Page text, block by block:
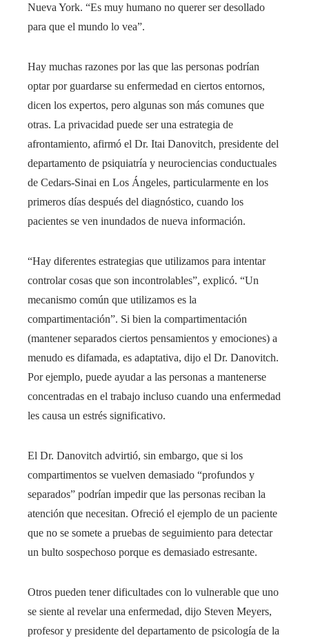
Nueva York. “Es muy humano no querer ser desollado
para que el mundo lo vea”.
Hay muchas razones por las que las personas podrían
optar por guardarse su enfermedad en ciertos entornos,
dicen los expertos, pero algunas son más comunes que
otras. La privacidad puede ser una estrategia de
afrontamiento, afirmó el Dr. Itai Danovitch, presidente del
departamento de psiquiatría y neurociencias conductuales
de Cedars-Sinai en Los Ángeles, particularmente en los
primeros días después del diagnóstico, cuando los
pacientes se ven inundados de nueva información.
“Hay diferentes estrategias que utilizamos para intentar
controlar cosas que son incontrolables”, explicó. “Un
mecanismo común que utilizamos es la
compartimentación”. Si bien la compartimentación
(mantener separados ciertos pensamientos y emociones) a
menudo es difamada, es adaptativa, dijo el Dr. Danovitch.
Por ejemplo, puede ayudar a las personas a mantenerse
concentradas en el trabajo incluso cuando una enfermedad
les causa un estrés significativo.
El Dr. Danovitch advirtió, sin embargo, que si los
compartimentos se vuelven demasiado “profundos y
separados” podrían impedir que las personas reciban la
atención que necesitan. Ofreció el ejemplo de un paciente
que no se somete a pruebas de seguimiento para detectar
un bulto sospechoso porque es demasiado estresante.
Otros pueden tener dificultades con lo vulnerable que uno
se siente al revelar una enfermedad, dijo Steven Meyers,
profesor y presidente del departamento de psicología de la